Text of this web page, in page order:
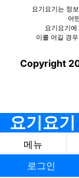
요기요기는 정
어
요기요기
이를 어길 경
Copyright
요기요기
메뉴
로그인